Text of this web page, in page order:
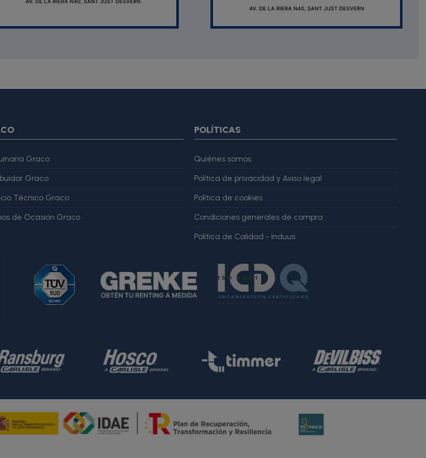
Graco
Graco
Técnico Graco
de Ocasión Graco
POLÍTICAS
Quiénes somos
Política de privacidad y Aviso legal
Política de cookies
Condiciones generales de compra
Política de Calidad - Induus
Martínez" }, "reviewRating": { "@type": "Rating", "ratingValue": 4, "bestRating": 5 }, "reviewBody": "Este producto